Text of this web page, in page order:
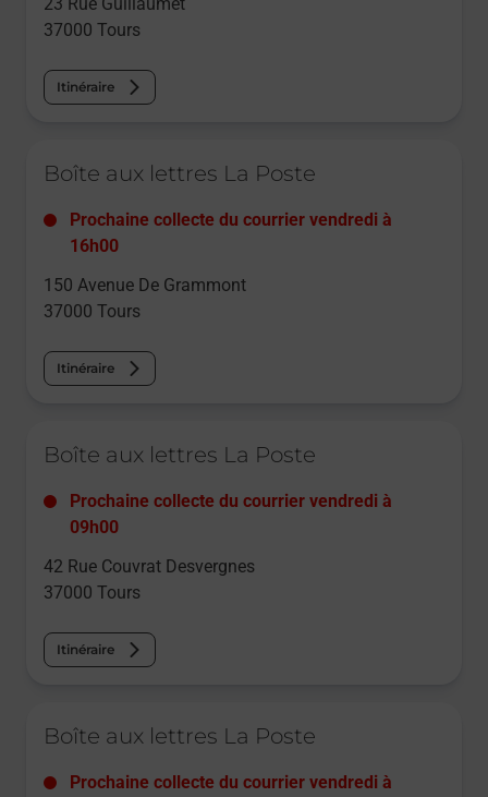
23 Rue Guillaumet
37000 Tours
Itinéraire
Boîte aux lettres La Poste
Prochaine collecte du courrier vendredi à
16h00
150 Avenue De Grammont
37000 Tours
Itinéraire
Boîte aux lettres La Poste
Prochaine collecte du courrier vendredi à
09h00
42 Rue Couvrat Desvergnes
37000 Tours
Itinéraire
Boîte aux lettres La Poste
Prochaine collecte du courrier vendredi à